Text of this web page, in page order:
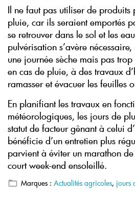
Il ne faut pas utiliser de produits
pluie, car ils seraient emportés
se retrouver dans le sol et les
pulvérisation s’avère
une journée sèche mais pas
en cas de pluie, à des travaux
ramasser et évacuer les feuilles
En planifiant les travaux en
météorologiques, les jours de
statut de facteur gênant à celui
bénéficie d’un entretien plus
parvient à éviter un marathon
court week-end ensoleillé.
Marques : Actualités agricoles, jours